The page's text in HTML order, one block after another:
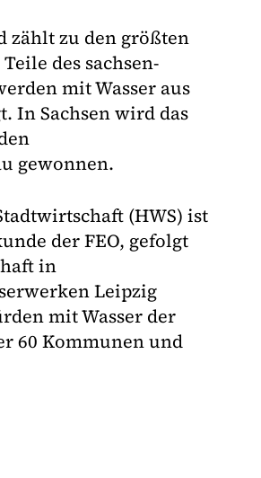
zählt zu den größten
des sachsen-
mit Wasser aus
In Sachsen wird das
gewonnen.
(HWS) ist
der FEO, gefolgt
in
Leipzig
mit Wasser der
60 Kommunen und